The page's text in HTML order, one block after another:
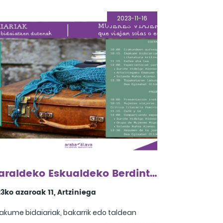
2023-11-16
Aiaraldeko Eskualdeko Berdintasun Topaketa
azaroak 11, Artziniega
bidaiariak, bakarrik edo taldean